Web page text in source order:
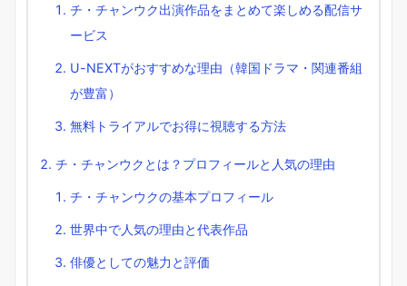
チ・チャンウク出演作品をまとめて楽しめる配信サ
ービス
U-NEXTがおすすめな理由（韓国ドラマ・関連番組
が豊富）
無料トライアルでお得に視聴する方法
チ・チャンウクとは？プロフィールと人気の理由
チ・チャンウクの基本プロフィール
世界中で人気の理由と代表作品
俳優としての魅力と評価